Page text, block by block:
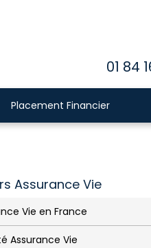
01 84
Placement Financier
Assurance Vie
Vie en France
Assurance Vie